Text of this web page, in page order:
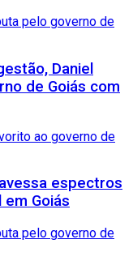
Daniel
de Goiás com
espectros
Goiás